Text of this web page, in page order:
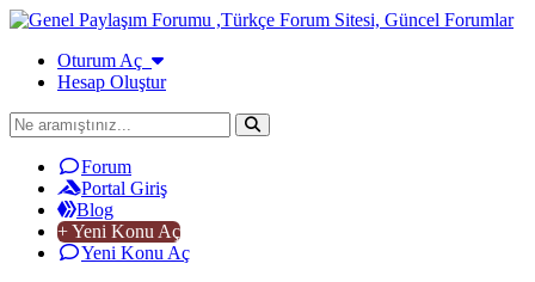
Oturum Aç
Hesap Oluştur
Forum
Portal Giriş
Blog
+ Yeni Konu Aç
Yeni Konu Aç